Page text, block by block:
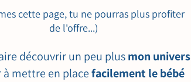
cette page, tu ne pourras plus profiter
de l'offre...)
découvrir un peu plusmon univers
mettre en placefacilement le bébé